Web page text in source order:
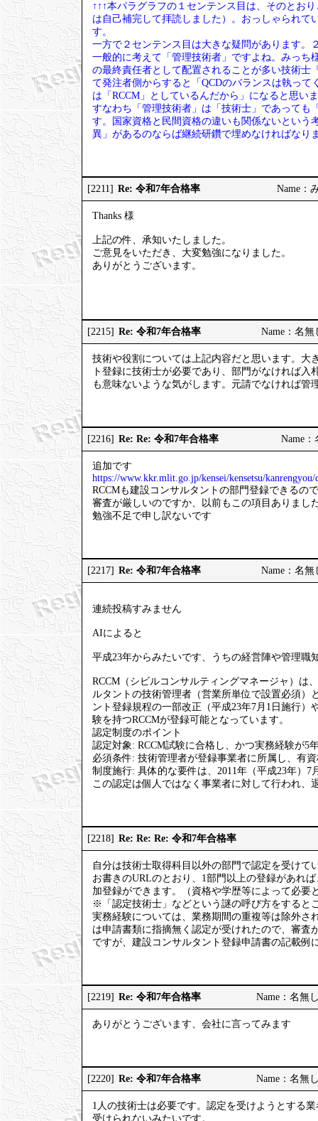
↑↑↑本パラグラフの１センテンス目は、そのとお
は自己補完して拝読しました）。おっしゃられ
す。
一方で２センテンス目は大きな疑問があります。
一般的に考えて「管理技術者」ですよね。みっち
の最終責任者として配置されることが多い技術士
て発注者側からすると「QCDのバランスは執っ
は「RCCM」としているんだから」になると思い
すなわち「管理技術者」は「技術士」であっても
す。国家資格と民間資格の違いも関係ないという
異」があるのならば継続研鑽で埋めなければなり
[2211] Re: 令和7年合格率 Name：
Thanks 様
上記の件、承知いたしました。
ご意見をいただき、大変勉強になりました。
ありがとうございます。
[2215] Re: 令和7年合格率 Name：名
技術や役割については上記内容だと思います。大
ト登録に技術士が必要であり、部門がなければ
も意味ないような気がします。元請でなければ
[2216] Re: Re: 令和7年合格率 Name
追加です
https://www.kkr.mlit.go.jp/kensei/kensetsu/
RCCMも建設コンサルタントの部門登録できるの
審査が厳しいのですか、以前もこの項目ありまし
勉強不足で申し訳ないです
[2217] Re: 令和7年合格率 Name：名
連続投稿すみません
AIによると
平成23年からみたいです、うちの経営陣や管理職
RCCM（シビルコンサルティングマネージャ）は
ルタントの技術管理者（営業所単位で設置必須
ント登録規程の一部改正（平成23年7月1日施行）
験を持つRCCMが登録可能となっています。
認定制度のポイント
認定対象: RCCM試験に合格し、かつ実務経験が5
必須条件: 技術管理者が登録事業者に所属し、有
制度施行: 具体的な要件は、2011年（平成23年）
この認定は個人ではなく事業者に対して行われ、
[2218] Re: Re: Re: 令和7年合格率
自分は技術士取得科目以外の部門で認定を受けて
お書きのURLのとおり、1部門以上の登録があれ
加登録ができます。（資格や学歴等によって必要
※「認定技術士」などという謎の呼び方をすると
実務経験については、業務期間の重複等は除外さ
は申請書類に指摘無く認定が受けれたので、審査
ですが、建設コンサルタント登録申請書の記載
[2219] Re: 令和7年合格率 Name：名無
ありがとうございます、会社に言ってみます
[2220] Re: 令和7年合格率 Name：名無
1人の技術士は必要です。認定を受けようとする
受けられないみたいです。